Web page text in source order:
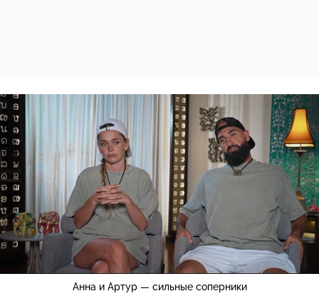
Анна и Артур — сильные соперники